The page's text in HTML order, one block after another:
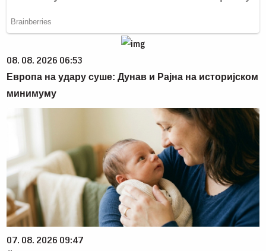
08. 08. 2026 06:53
Европа на удару суше: Дунав и Рајна на историјском
минимуму
07. 08. 2026 09:47